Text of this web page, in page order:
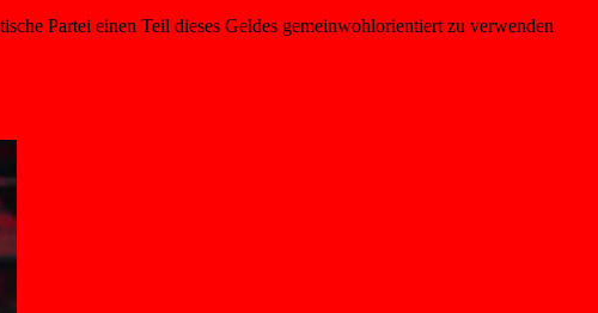
Partei einen Teil dieses Geldes gemeinwohlorientiert zu verwenden